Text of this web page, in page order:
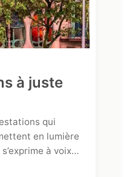
à juste
qui
en lumière
à voix…